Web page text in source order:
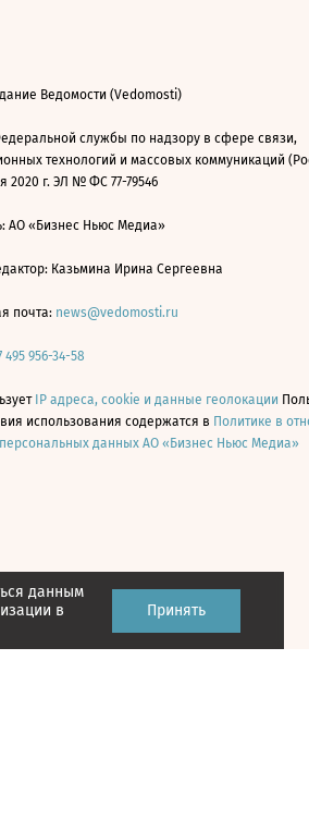
данным
в
Принять
Ведомости (Vedomosti)
службы по надзору в сфере связи,
технологий и массовых коммуникаций
2020 г. ЭЛ № ФС 77-79546
АО «Бизнес Ньюс Медиа»
Казьмина Ирина Сергеевна
почта: news@vedomosti.ru
495 956-34-58
IP адреса, cookie и данные геолокации
использования содержатся в Политике в
данных АО «Бизнес Ньюс Медиа»